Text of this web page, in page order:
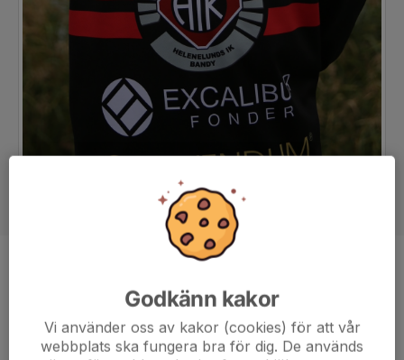
20 år
Godkänn kakor
Vi använder oss av kakor (cookies) för att vår
webbplats ska fungera bra för dig. De används